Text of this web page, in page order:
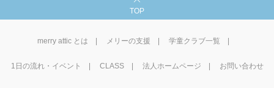
TOP
merry attic とは メリーの支援 学童クラブ一覧
1⽇の流れ・イベント CLASS 法人ホームページ お問い合わせ